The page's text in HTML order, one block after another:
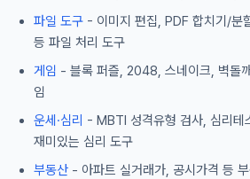
파일 도구 - 이미지 편집, PDF 합치기/
등 파일 처리 도구
게임 - 블록 퍼즐, 2048, 스네이크, 벽돌
임
운세·심리 - MBTI 성격유형 검사, 심리테
재미있는 심리 도구
부동산 - 아파트 실거래가, 공시가격 등